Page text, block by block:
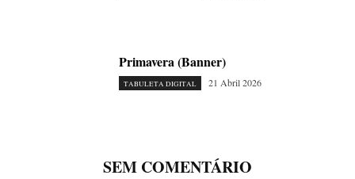
Primavera (Banner)
TABULETA DIGITAL 21 Abril 2026
SEM COMENTÁRIO